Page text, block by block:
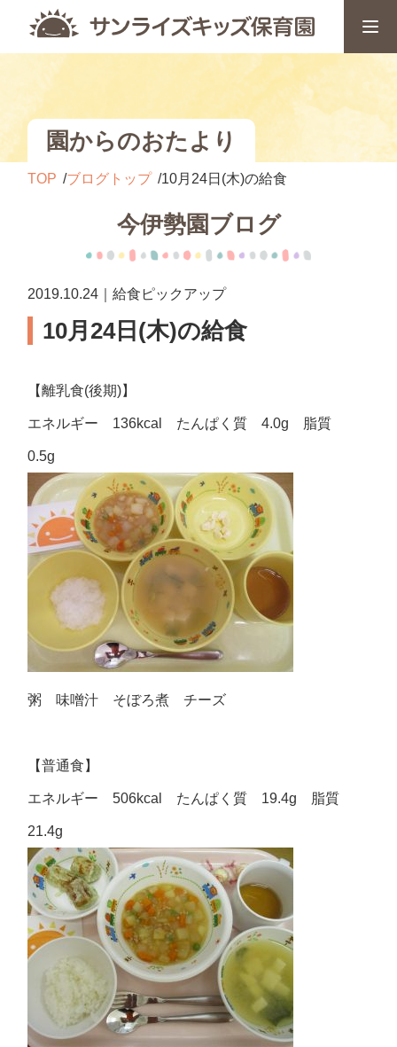
園からのおたより
TOP ブログトップ 10月24日(木)の給食
今伊勢園ブログ
2019.10.24｜給食ピックアップ
10月24日(木)の給食
【離乳食(後期)】
エネルギー 136kcal たんぱく質 4.0g 脂質
0.5g
粥 味噌汁 そぼろ煮 チーズ
【普通食】
エネルギー 506kcal たんぱく質 19.4g 脂質
21.4g